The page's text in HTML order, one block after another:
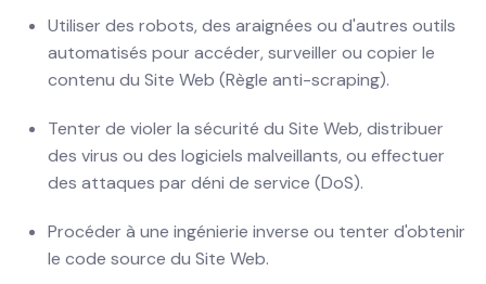
Utiliser des robots, des araignées ou d'autres outils
automatisés pour accéder, surveiller ou copier le
contenu du Site Web (Règle anti-scraping).
Tenter de violer la sécurité du Site Web, distribuer
des virus ou des logiciels malveillants, ou effectuer
des attaques par déni de service (DoS).
Procéder à une ingénierie inverse ou tenter d'obtenir
le code source du Site Web.